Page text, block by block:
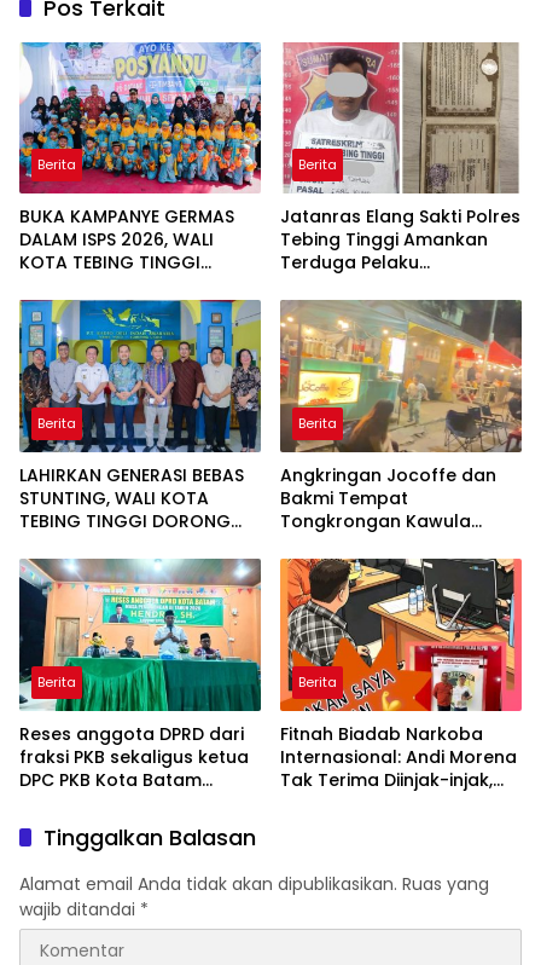
Pos Terkait
Berita
BUKA KAMPANYE GERMAS
DALAM ISPS 2026, WALI
KOTA TEBING TINGGI
STUNTING
Berita
Jatanras Elang Sakti Polres
Tebing Tinggi Amankan
Terduga Pelaku
Motor
Berita
LAHIRKAN GENERASI BEBAS
STUNTING, WALI KOTA
TEBING TINGGI DORONG
Berita
Angkringan Jocoffe dan
Bakmi Tempat
Tongkrongan Kawula
Pematangsiantar
Berita
Reses anggota DPRD dari
fraksi PKB sekaligus ketua
DPC PKB Kota Batam
usulan Warga Patam
Indah Minta Jalan,
Ambulans, dan Sarana
Olahraga
Berita
Fitnah Biadab Narkoba
Internasional: Andi Morena
Tak Terima Diinjak-injak,
Tinggalkan Balasan
Alamat email Anda tidak akan dipublikasikan. Ruas yang
wajib ditandai *